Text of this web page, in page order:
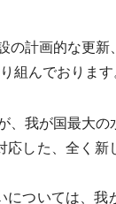
の計画的な更新
組んでおります
我が国最大の
応した、全く新
ついては、我